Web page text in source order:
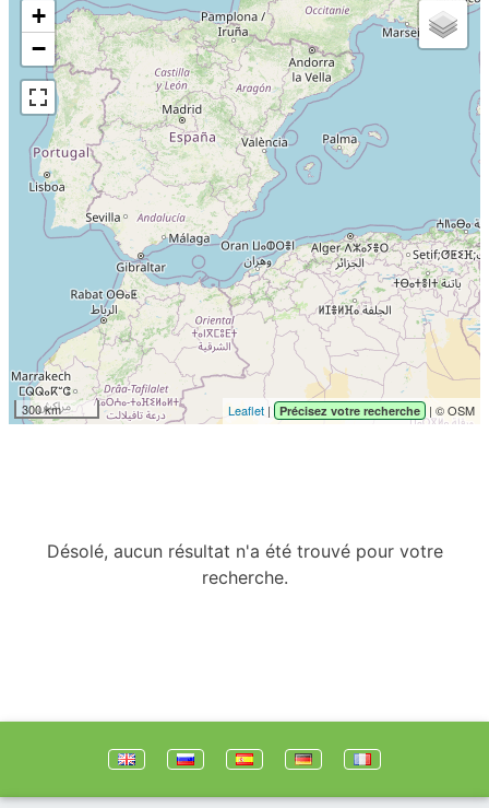
+
−
300 km Leaflet | Précisez votre recherche | © OSM
Désolé, aucun résultat n'a été trouvé pour votre
recherche.